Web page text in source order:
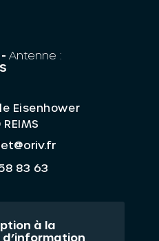
Antenne :
Eisenhower
REIMS
83 63
à la